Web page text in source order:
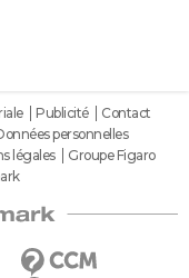
Publicité
Contact
personnelles
légales
Groupe Figaro